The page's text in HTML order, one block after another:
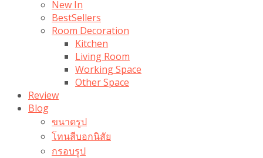
New In
BestSellers
Room Decoration
Kitchen
Living Room
Working Space
Other Space
Review
Blog
ขนาดรูป
โทนสีบอกนิสัย
กรอบรูป